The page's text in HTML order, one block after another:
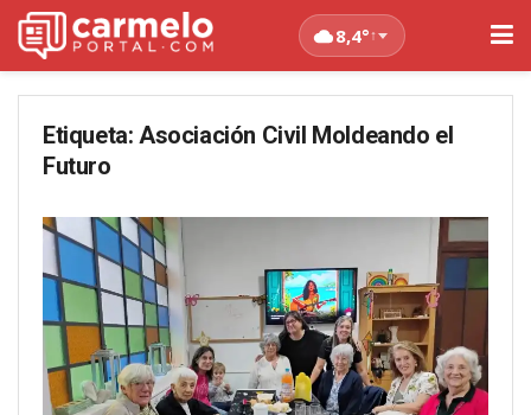
8,4°↑
Etiqueta: Asociación Civil Moldeando el
Futuro